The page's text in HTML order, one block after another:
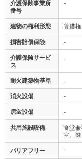
介護保険事業所
番号
-
建物の権利形態 賃借権
損害賠償保険 -
介護保険サービ
ス
-
耐火建築物基準 -
消火設備 -
居室設備 -
共用施設設備
食堂
室、
バリアフリー -